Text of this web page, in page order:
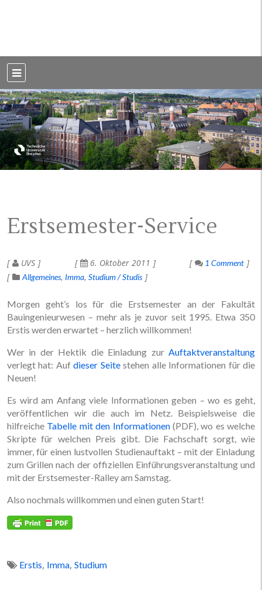
Dresden
Erstsemester-Service
UVS 6. Oktober 2011
1 Comment
Allgemeines Imma Studium / Studis
Morgen geht’s los für die Erstsemester an der Fakultät
Bauingenieurwesen – mehr als je zuvor seit 1995. Etwa 350
Erstis werden erwartet – herzlich willkommen!
Wer in der Hektik die Einladung zur Auftaktveranstaltung
verlegt hat: Aufdieser Seitestehen alle Informationen für die
Neuen!
Es wird am Anfang viele Informationen geben – wo es geht,
veröffentlichen wir die auch im Netz. Beispielsweise die
hilfreiche Tabelle mit den Informationen(PDF), wo es welche
Skripte für welchen Preis gibt. Die Fachschaft sorgt, wie
immer, für einen lustvollen Studienauftakt – mit der Einladung
zum Grillen nach der offiziellen Einführungsveranstaltung und
mit der Erstsemester-Ralley am Samstag.
Also nochmals willkommen und einen guten Start!
Erstis, Imma, Studium